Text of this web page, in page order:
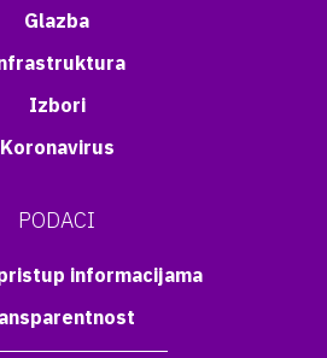
Glazba
Izbori
Koronavirus
PODACI
informacijama